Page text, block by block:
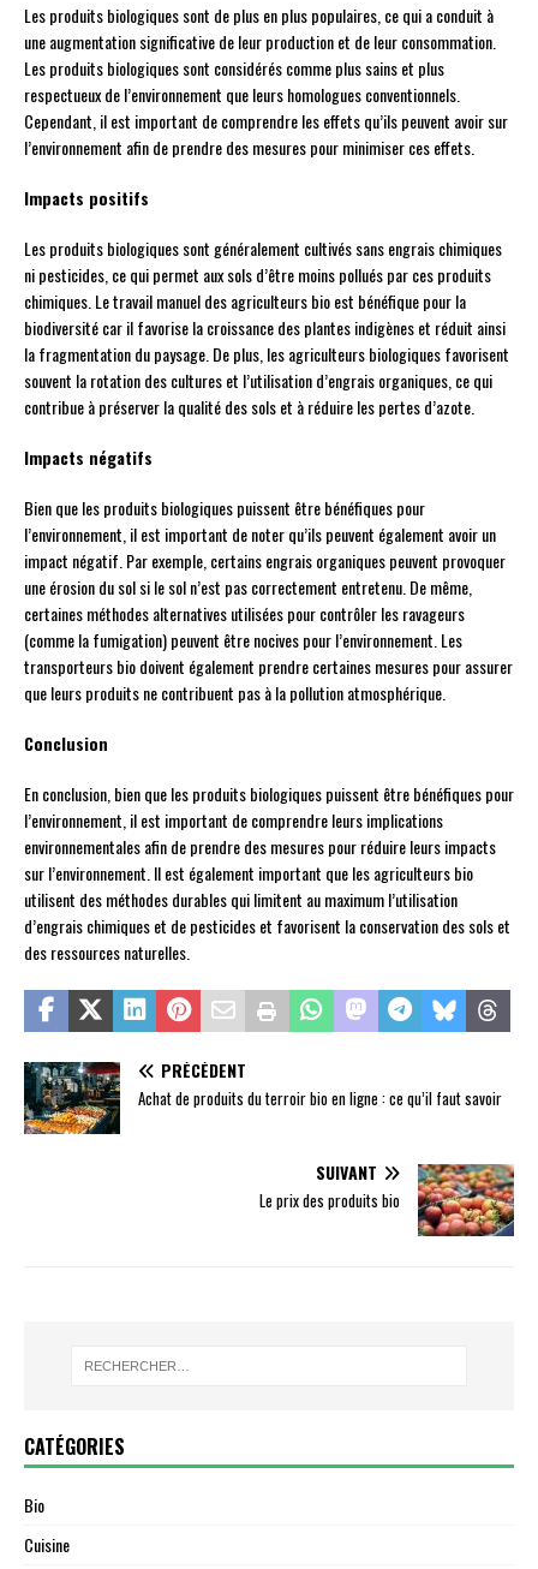
Les produits biologiques sont de plus en plus populaires, ce qui a conduit à
une augmentation significative de leur production et de leur consommation.
Les produits biologiques sont considérés comme plus sains et plus
respectueux de l’environnement que leurs homologues conventionnels.
Cependant, il est important de comprendre les effets qu’ils peuvent avoir sur
l’environnement afin de prendre des mesures pour minimiser ces effets.
Impacts positifs
Les produits biologiques sont généralement cultivés sans engrais chimiques
ni pesticides, ce qui permet aux sols d’être moins pollués par ces produits
chimiques. Le travail manuel des agriculteurs bio est bénéfique pour la
biodiversité car il favorise la croissance des plantes indigènes et réduit ainsi
la fragmentation du paysage. De plus, les agriculteurs biologiques favorisent
souvent la rotation des cultures et l’utilisation d’engrais organiques, ce qui
contribue à préserver la qualité des sols et à réduire les pertes d’azote.
Impacts négatifs
Bien que les produits biologiques puissent être bénéfiques pour
l’environnement, il est important de noter qu’ils peuvent également avoir un
impact négatif. Par exemple, certains engrais organiques peuvent provoquer
une érosion du sol si le sol n’est pas correctement entretenu. De même,
certaines méthodes alternatives utilisées pour contrôler les ravageurs
(comme la fumigation) peuvent être nocives pour l’environnement. Les
transporteurs bio doivent également prendre certaines mesures pour assurer
que leurs produits ne contribuent pas à la pollution atmosphérique.
Conclusion
En conclusion, bien que les produits biologiques puissent être bénéfiques pour
l’environnement, il est important de comprendre leurs implications
environnementales afin de prendre des mesures pour réduire leurs impacts
sur l’environnement. Il est également important que les agriculteurs bio
utilisent des méthodes durables qui limitent au maximum l’utilisation
d’engrais chimiques et de pesticides et favorisent la conservation des sols et
des ressources naturelles.
PRÉCÉDENT
Achat de produits du terroir bio en ligne : ce qu’il faut savoir
SUIVANT
Le prix des produits bio
CATÉGORIES
Bio
Cuisine